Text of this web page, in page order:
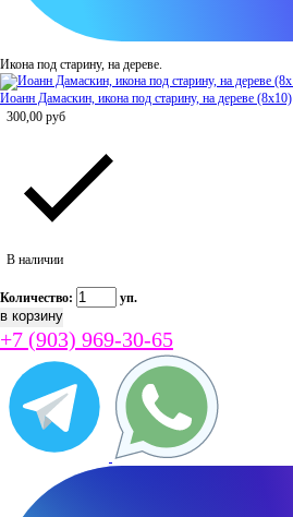
Икона под старину, на дереве.
Иоанн Дамаскин, икона под старину, на дереве (8x10)
300,00 руб
В наличии
Количество: уп.
+7 (903) 969-30-65